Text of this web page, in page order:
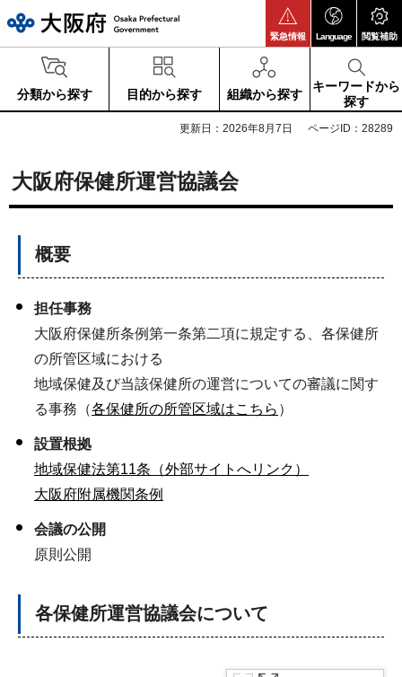
緊急情報 Language 閲覧補助
分類から探す 目的から探す 組織から探す
キーワードから
探す
更新日：2026年8月7日 ページID：28289
大阪府保健所運営協議会
概要
担任事務
大阪府保健所条例第一条第二項に規定する、各保健所
の所管区域における
地域保健及び当該保健所の運営についての審議に関す
る事務（各保健所の所管区域はこちら ）
設置根拠
地域保健法第11条（外部サイトへリンク）
大阪府附属機関条例
会議の公開
原則公開
各保健所運営協議会について